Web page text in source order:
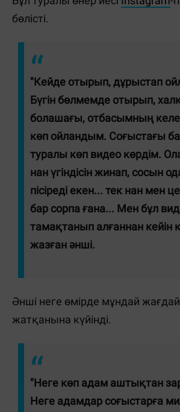
бөлісті.
"Кейде отырып, дұрыстап
Бүгін бөлмемде отырып,
болашағы, отбасымның
көп ойландым. Соғыстағы
туралы көп видео көрдім.
нан үгіндісін жинап, сосын
пісіреді екен... тек нан мен
бар сорпа ғана... Мен бұл
тамақтанып алғаннан кейін
жазған әнші.
Әнші неге өмірде мұндай
жатқанына күйінді.
"Неге көп адам аштықтан
Неге адамдар соғыстарға